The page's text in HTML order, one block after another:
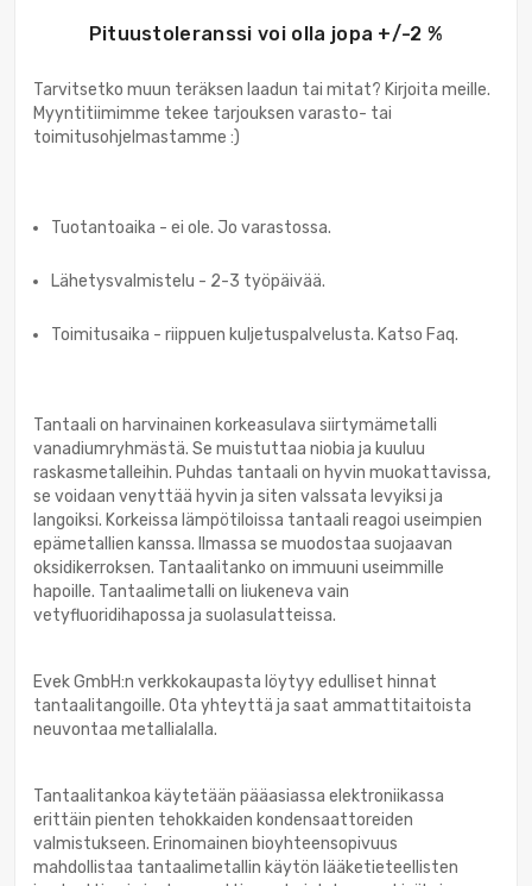
Pituustoleranssi voi olla jopa +/-2 %
Tarvitsetko muun teräksen laadun tai mitat? Kirjoita meille.
Myyntitiimimme tekee tarjouksen varasto- tai
toimitusohjelmastamme :)
Tuotantoaika - ei ole. Jo varastossa.
Lähetysvalmistelu - 2-3 työpäivää.
Toimitusaika - riippuen kuljetuspalvelusta. Katso Faq.
Tantaali on harvinainen korkeasulava siirtymämetalli
vanadiumryhmästä. Se muistuttaa niobia ja kuuluu
raskasmetalleihin. Puhdas tantaali on hyvin muokattavissa,
se voidaan venyttää hyvin ja siten valssata levyiksi ja
langoiksi. Korkeissa lämpötiloissa tantaali reagoi useimpien
epämetallien kanssa. Ilmassa se muodostaa suojaavan
oksidikerroksen. Tantaalitanko on immuuni useimmille
hapoille. Tantaalimetalli on liukeneva vain
vetyfluoridihapossa ja suolasulatteissa.
Evek GmbH:n verkkokaupasta löytyy edulliset hinnat
tantaalitangoille. Ota yhteyttä ja saat ammattitaitoista
neuvontaa metallialalla.
Tantaalitankoa käytetään pääasiassa elektroniikassa
erittäin pienten tehokkaiden kondensaattoreiden
valmistukseen. Erinomainen bioyhteensopivuus
mahdollistaa tantaalimetallin käytön lääketieteellisten